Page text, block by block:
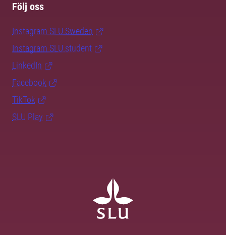
Följ oss
Instagram SLU.Sweden
Instagram SLU.student
LinkedIn
Facebook
TikTok
SLU Play